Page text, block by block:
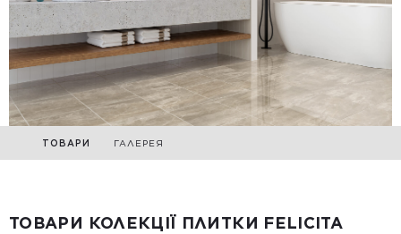
ТОВАРИ ГАЛЕРЕЯ
ТОВАРИ КОЛЕКЦІЇ ПЛИТКИ FELICITA